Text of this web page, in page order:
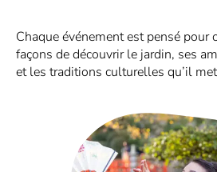
Chaque événement est pensé pour
façons de découvrir le jardin, ses
et les traditions culturelles qu’il